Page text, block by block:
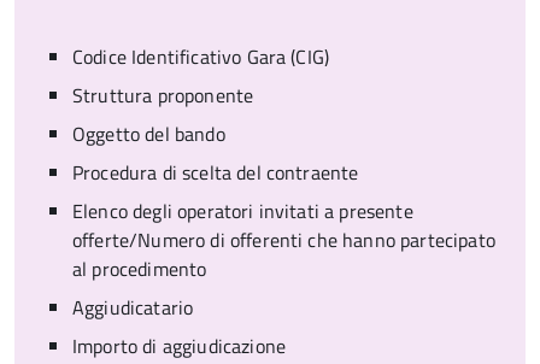
Codice Identificativo Gara (CIG)
Struttura proponente
Oggetto del bando
Procedura di scelta del contraente
Elenco degli operatori invitati a presente
offerte/Numero di offerenti che hanno partecipato
al procedimento
Aggiudicatario
Importo di aggiudicazione